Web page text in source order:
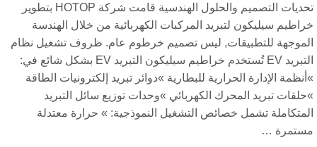
تحديات التصميم والحلول الهندسية قامت شركة HOTOP بتطوير
سيليكون لتبريد المركبات الكهربائية من خلال الهندسة
للتطبيقات, ليس تصميم خرطوم عام. ظروف تشغيل نظام
التبريد EV تُستخدم خراطيم سيليكون التبريد EV بشكل شائع في:
الإدارة الحرارية للبطارية »دوائر تبريد إلكترونيات الطاقة
تبريد المحرك الكهربائي »وحدات توزيع سائل التبريد
تشمل خصائص التشغيل النموذجية: » حرارة معتدلة
…